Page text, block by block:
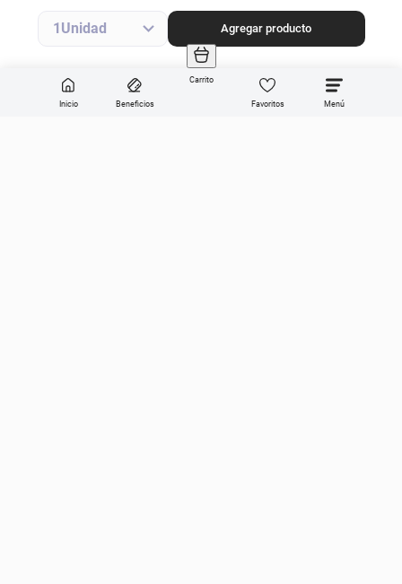
Inicio Beneficios
Carrito
Favoritos
1 Agregar producto
Agregar producto